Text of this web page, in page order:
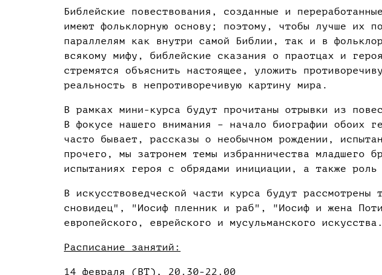
Библейские повествования, созданные и
имеют фольклорную основу; поэтому, чтобы лучше их
параллелям как внутри самой Библии, так и в
всякому мифу, библейские сказания о праотцах и
стремятся объяснить настоящее, уложить
реальность в непротиворечивую картину мира.
В рамках мини-курса будут прочитаны отрывки из
В фокусе нашего внимания – начало биографии обоих
часто бывает, рассказы о необычном рождении,
прочего, мы затронем темы избранничества младшего
испытаниях героя с обрядами инициации, а также роль
В искусствоведческой части курса будут
сновидец", "Иосиф пленник и раб", "Иосиф и жена
европейского, еврейского и мусульманского искусства.
Расписание занятий:
14 февраля (ВТ), 20.30-22.00